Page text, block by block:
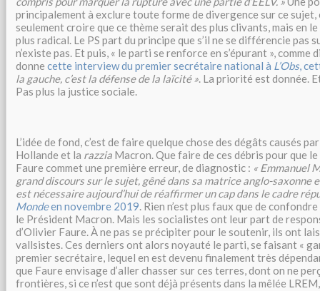
principalement à exclure toute forme de divergence sur ce sujet,
seulement croire que ce thème serait des plus clivants, mais en
plus radical. Le PS part du principe que s’il ne se différencie pas
n’existe pas. Et puis, « le parti se renforce en s’épurant », comme
donne cette interview du premier secrétaire national à L’Obs,
la gauche, c’est la défense de la laïcité ». La priorité est donnée.
Pas plus la justice sociale.
L’idée de fond, c’est de faire quelque chose des dégâts causés
Hollande et la razzia Macron. Que faire de ces débris pour que
Faure commet une première erreur, de diagnostic : « Emmanuel
grand discours sur le sujet, gêné dans sa matrice anglo-
est nécessaire aujourd’hui de réaffirmer un cap dans le cadre
Mondeen novembre 2019. Rien n’est plus faux que de
le Président Macron. Mais les socialistes ont leur part de
d’Olivier Faure. À ne pas se précipiter pour le soutenir, ils ont
vallsistes. Ces derniers ont alors noyauté le parti, se faisant «
premier secrétaire, lequel en est devenu finalement très
que Faure envisage d’aller chasser sur ces terres, dont on ne
frontières, si ce n’est que sont déjà présents dans la mêlée